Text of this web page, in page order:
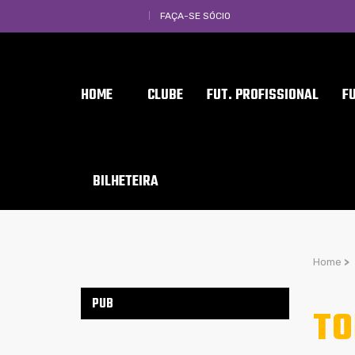
FAÇA-SE SÓCIO
HOME CLUBE FUT. PROFISSIONAL
BILHETEIRA
Home >
PUB